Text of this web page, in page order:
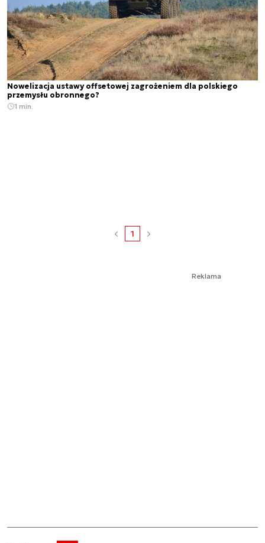
Nowelizacja ustawy offsetowej zagrożeniem dla polskiego
przemysłu obronnego?
1 min.
1
Reklama